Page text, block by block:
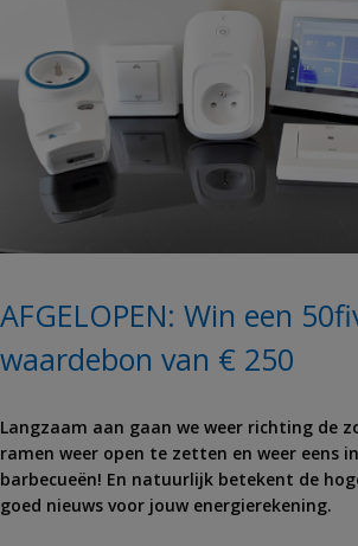
AFGELOPEN: Win een
waardebon van € 250
Langzaam aan gaan we weer richting de
ramen weer open te zetten en weer eens
barbecueën! En natuurlijk betekent de
goed nieuws voor jouw energierekening.